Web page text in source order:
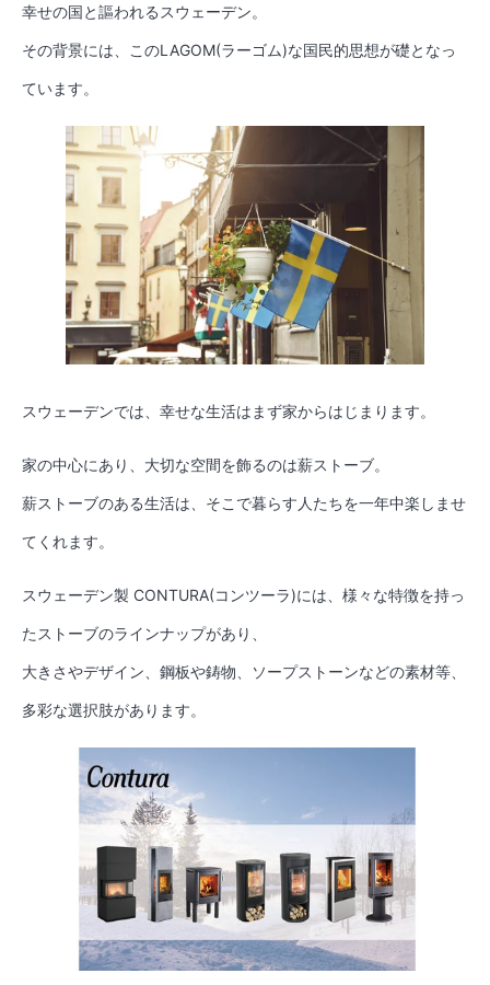
幸せの国と謳われるスウェーデン。
その背景には、このLAGOM(ラーゴム)な国民的思想が礎となっ
ています。
スウェーデンでは、幸せな生活はまず家からはじまります。
家の中心にあり、大切な空間を飾るのは薪ストーブ。
薪ストーブのある生活は、そこで暮らす人たちを一年中楽しませ
てくれます。
スウェーデン製 CONTURA(コンツーラ)には、様々な特徴を持っ
たストーブのラインナップがあり、
大きさやデザイン、鋼板や鋳物、ソープストーンなどの素材等、
多彩な選択肢があります。